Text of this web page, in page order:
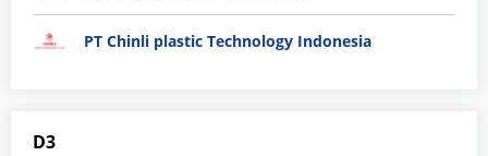
PT Chinli plastic Technology Indonesia
D3